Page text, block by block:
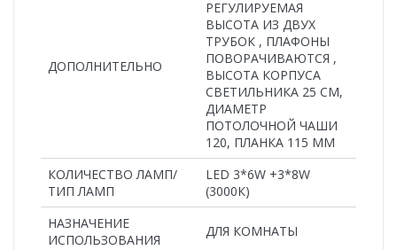
ДОПОЛНИТЕЛЬНО
РЕГУЛИРУЕМАЯ
ВЫСОТА ИЗ ДВУХ
ТРУБОК , ПЛАФОНЫ
ПОВОРАЧИВАЮТСЯ ,
ВЫСОТА КОРПУСА
СВЕТИЛЬНИКА 25 СМ,
ДИАМЕТР
ПОТОЛОЧНОЙ ЧАШИ
120, ПЛАНКА 115 ММ
КОЛИЧЕСТВО ЛАМП/
ТИП ЛАМП
LED 3*6W +3*8W
(3000К)
НАЗНАЧЕНИЕ
ИСПОЛЬЗОВАНИЯ
ДЛЯ КОМНАТЫ